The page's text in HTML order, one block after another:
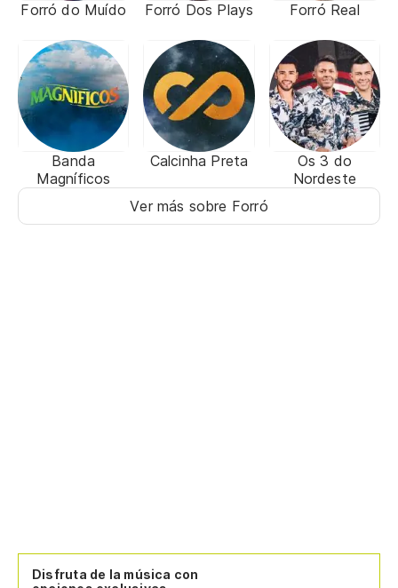
Forró do Muído Forró Dos Plays Forró Real
Banda
Magníficos
Calcinha Preta
Os 3 do
Nordeste
Ver más sobre Forró
Disfruta de la música con